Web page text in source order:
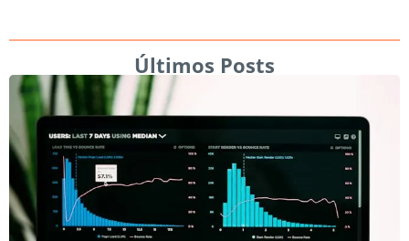
Últimos Posts